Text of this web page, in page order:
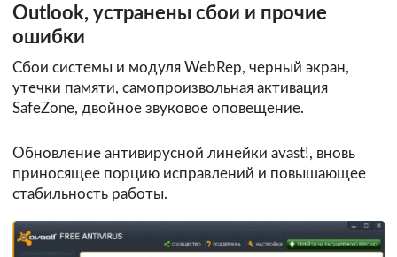
Outlook, устранены сбои и прочие
ошибки
Сбои системы и модуля WebRep, черный экран,
утечки памяти, самопроизвольная активация
SafeZone, двойное звуковое оповещение.
Обновление антивирусной линейки avast!, вновь
приносящее порцию исправлений и повышающее
стабильность работы.